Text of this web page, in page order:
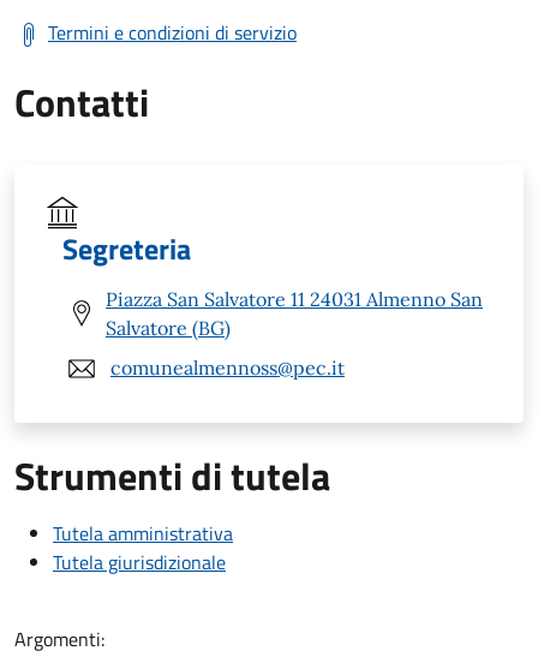
Termini e condizioni di servizio
Contatti
Segreteria
Piazza San Salvatore 11 24031 Almenno San
Salvatore (BG)
comunealmennoss@pec.it
Strumenti di tutela
Tutela amministrativa
Tutela giurisdizionale
Argomenti: